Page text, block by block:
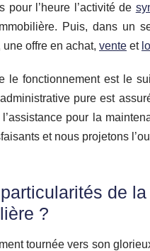
pour l’heure l’activité de
Puis, dans un
une offre en achat, vente et
le fonctionnement est le
pure est
pour la
et nous projetons
de
?
tournée vers son